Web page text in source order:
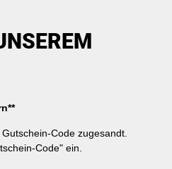
Code zugesandt.
Code" ein.